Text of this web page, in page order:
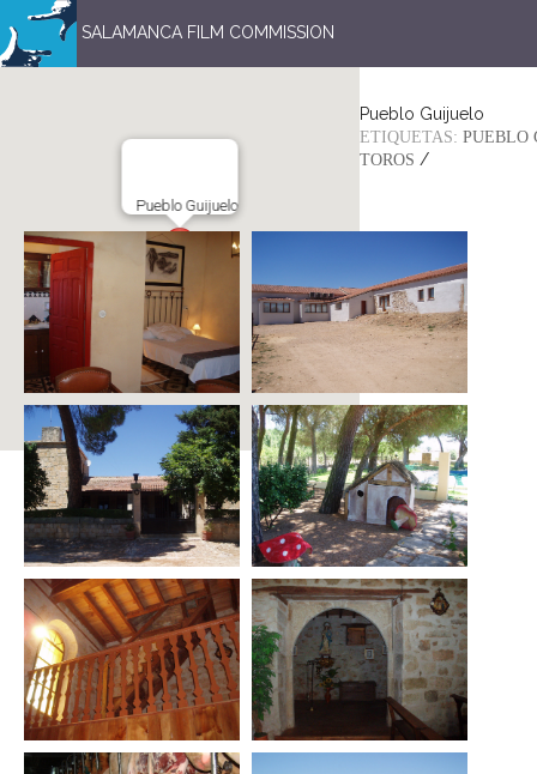
SALAMANCA FILM COMMISSION
Pueblo Guijuelo
Pueblo Guijuelo
ETIQUETAS: PUEBLO
TOROS /